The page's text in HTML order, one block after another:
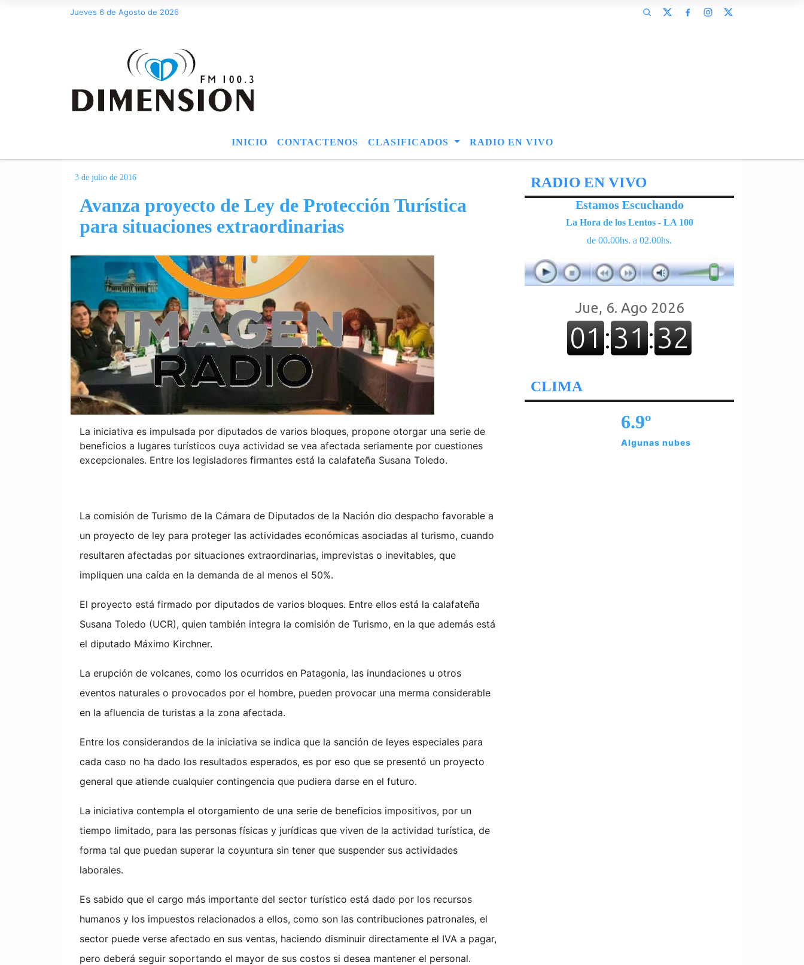
Jueves 6 de Agosto de 2026
INICIO CONTACTENOS CLASIFICADOS RADIO EN VIVO
3 de julio de 2016
Avanza proyecto de Ley de Protección Turística
para situaciones extraordinarias
La iniciativa es impulsada por diputados de varios bloques, propone otorgar una serie de
beneficios a lugares turísticos cuya actividad se vea afectada seriamente por cuestiones
excepcionales. Entre los legisladores firmantes está la calafateña Susana Toledo.
La comisión de Turismo de la Cámara de Diputados de la Nación dio despacho favorable a
un proyecto de ley para proteger las actividades económicas asociadas al turismo, cuando
resultaren afectadas por situaciones extraordinarias, imprevistas o inevitables, que
impliquen una caída en la demanda de al menos el 50%.
El proyecto está firmado por diputados de varios bloques. Entre ellos está la calafateña
Susana Toledo (UCR), quien también integra la comisión de Turismo, en la que además está
el diputado Máximo Kirchner.
La erupción de volcanes, como los ocurridos en Patagonia, las inundaciones u otros
eventos naturales o provocados por el hombre, pueden provocar una merma considerable
en la afluencia de turistas a la zona afectada.
Entre los considerandos de la iniciativa se indica que la sanción de leyes especiales para
cada caso no ha dado los resultados esperados, es por eso que se presentó un proyecto
general que atiende cualquier contingencia que pudiera darse en el futuro.
La iniciativa contempla el otorgamiento de una serie de beneficios impositivos, por un
tiempo limitado, para las personas físicas y jurídicas que viven de la actividad turística, de
forma tal que puedan superar la coyuntura sin tener que suspender sus actividades
laborales.
Es sabido que el cargo más importante del sector turístico está dado por los recursos
humanos y los impuestos relacionados a ellos, como son las contribuciones patronales, el
sector puede verse afectado en sus ventas, haciendo disminuir directamente el IVA a pagar,
pero deberá seguir soportando el mayor de sus costos si desea mantener el personal.
RADIO EN VIVO
Estamos Escuchando
La Hora de los Lentos - LA 100
de 00.00hs. a 02.00hs.
CLIMA
6.9º
Algunas nubes